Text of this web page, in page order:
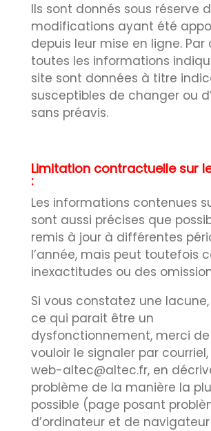
Ils sont donnés sous réserve
modifications ayant été
depuis leur mise en ligne. Par
toutes les informations
site sont données à titre
susceptibles de changer ou
sans préavis.
Limitation contractuelle sur
:
Les informations contenues
sont aussi précises que
remis à jour à différentes
l’année, mais peut toutefois
inexactitudes ou des
Si vous constatez une
ce qui parait être un
dysfonctionnement, merci
vouloir le signaler par courriel,
web-altec@altec.fr, en
problème de la manière la
possible (page posant
d’ordinateur et de navigateur